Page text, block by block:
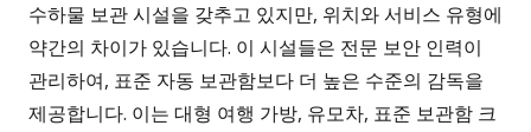
수하물 보관 시설을 갖추고 있지만, 위치와 서비스 유형에
약간의 차이가 있습니다. 이 시설들은 전문 보안 인력이
관리하여, 표준 자동 보관함보다 더 높은 수준의 감독을
제공합니다. 이는 대형 여행 가방, 유모차, 표준 보관함 크